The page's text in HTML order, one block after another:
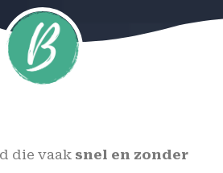
die vaak snel en zonder